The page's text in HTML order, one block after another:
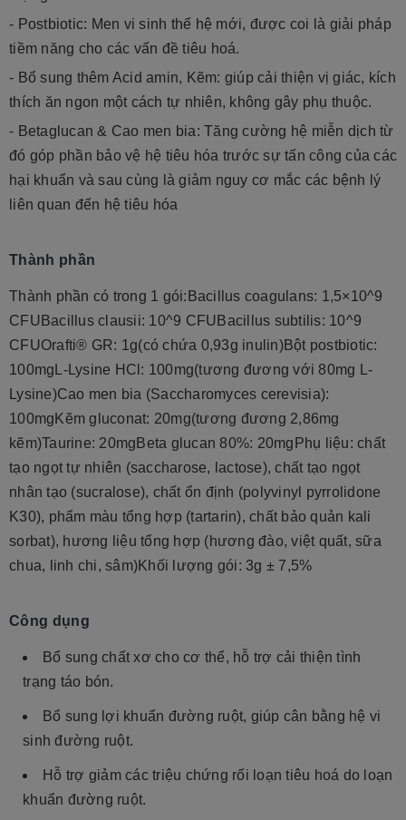
- Postbiotic: Men vi sinh thế hệ mới, được coi là giải pháp
tiềm năng cho các vấn đề tiêu hoá.
- Bổ sung thêm Acid amin, Kẽm: giúp cải thiện vị giác, kích
thích ăn ngon một cách tự nhiên, không gây phụ thuộc.
- Betaglucan & Cao men bia: Tăng cường hệ miễn dịch từ
đó góp phần bảo vệ hệ tiêu hóa trước sự tấn công của các
hại khuẩn và sau cùng là giảm nguy cơ mắc các bệnh lý
liên quan đến hệ tiêu hóa
Thành phần
Thành phần có trong 1 gói:Bacillus coagulans: 1,5×10^9
CFUBacillus clausii: 10^9 CFUBacillus subtilis: 10^9
CFUOrafti® GR: 1g(có chứa 0,93g inulin)Bột postbiotic:
100mgL-Lysine HCl: 100mg(tương đương với 80mg L-
Lysine)Cao men bia (Saccharomyces cerevisia):
100mgKẽm gluconat: 20mg(tương đương 2,86mg
kẽm)Taurine: 20mgBeta glucan 80%: 20mgPhụ liệu: chất
tạo ngọt tự nhiên (saccharose, lactose), chất tạo ngọt
nhân tạo (sucralose), chất ổn định (polyvinyl pyrrolidone
K30), phẩm màu tổng hợp (tartarin), chất bảo quản kali
sorbat), hương liệu tổng hợp (hương đào, việt quất, sữa
chua, linh chi, sâm)Khối lượng gói: 3g ± 7,5%
Công dụng
Bổ sung chất xơ cho cơ thể, hỗ trợ cải thiện tình
trạng táo bón.
Bổ sung lợi khuẩn đường ruột, giúp cân bằng hệ vi
sinh đường ruột.
Hỗ trợ giảm các triệu chứng rối loạn tiêu hoá do loạn
khuẩn đường ruột.